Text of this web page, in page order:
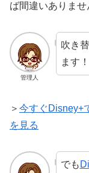
ば間違いありませ
管理人
吹き
ます！
＞ 今すぐDisney+
を見る
でも